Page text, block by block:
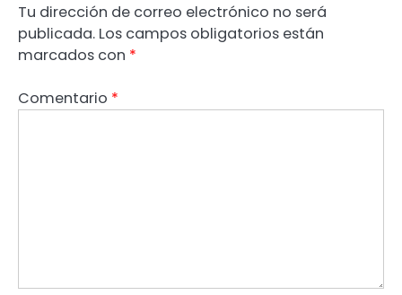
Tu dirección de correo electrónico no será
publicada. Los campos obligatorios están
marcados con *
Comentario *